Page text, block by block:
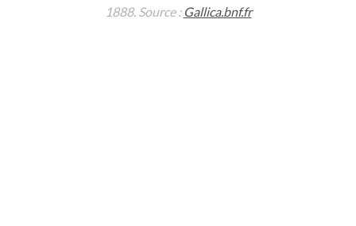
1888. Source : Gallica.bnf.fr